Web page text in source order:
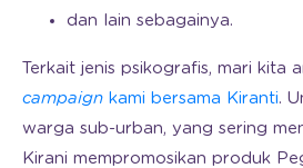
dan lain sebagainya.
Terkait jenis psikografis, mari kita
campaign kami bersama Kiranti.
warga sub-urban, yang sering
Kirani mempromosikan produk